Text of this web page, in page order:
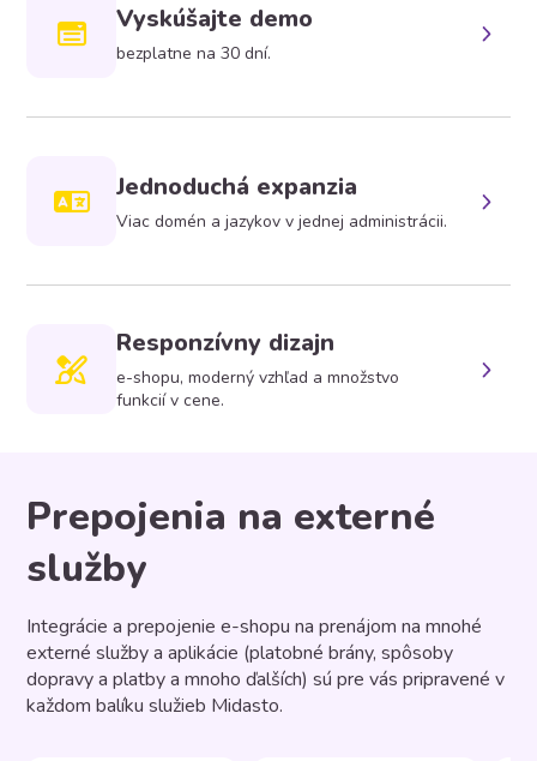
Vyskúšajte demo
bezplatne na 30 dní.
Jednoduchá expanzia
Viac domén a jazykov v jednej administrácii.
Responzívny dizajn
e-shopu, moderný vzhľad a množstvo
funkcií v cene.
Prepojenia na externé
služby
Integrácie a prepojenie e-shopu na prenájom na mnohé
externé služby a aplikácie (platobné brány, spôsoby
dopravy a platby a mnoho ďalších) sú pre vás pripravené v
každom balíku služieb Midasto.